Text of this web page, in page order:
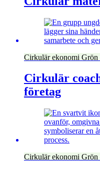
Cirkulär ekonomi Grön
Cirkulär
företag
Cirkulär ekonomi Grön